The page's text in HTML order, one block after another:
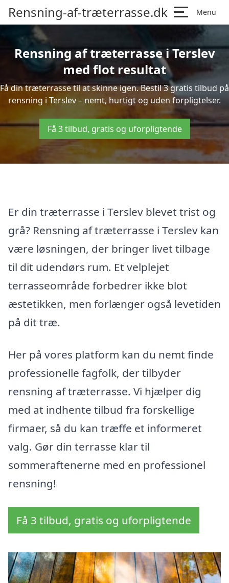
Rensning-af-træterrasse.dk Menu
Rensning af træterrasse i Terslev
med flot resultat
Få din træterrasse til at skinne igen. Bestil 3 gratis tilbud på
rensning i Terslev – nemt, hurtigt og uden forpligtelser.
Få 3 tilbud, gratis og uforpligtende
Er din træterrasse i Terslev blevet trist og
grå? Rensning af træterrasse i Terslev kan
være løsningen, der bringer livet tilbage
til dit udendørs rum. Et velplejet
terrasseområde forbedrer ikke blot
æstetikken, men forlænger også levetiden
på dit træ.
Her på vores platform kan du nemt finde
professionelle fagfolk, der tilbyder
rensning af træterrasse. Vi hjælper dig
med at indhente tilbud fra forskellige
firmaer, så du kan træffe et informeret
valg. Gør din terrasse klar til
sommeraftenerne med en professionel
rensning!
Få 3 tilbud, gratis og uforpligtende